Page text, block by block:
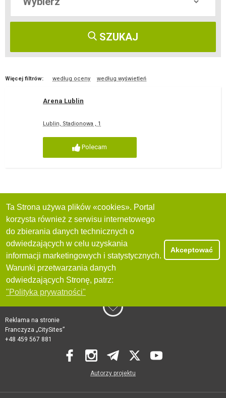
SZUKAJ
Więcej filtrów: według oceny według wyświetleń
Arena Lublin
Lublin, Stadionowa , 1
Polecam
Ta Strona używa plików «cookies». Portal
korzysta również z serwisu internetowego
do zbierania danych technicznych o
odwiedzających w celu uzyskania
informacji marketingowych i statystycznych.
Warunki przetwarzania danych
odwiedzających Stronę, patrz:
"Polityka prywatności"
Akceptować
Reklama na stronie
Franczyza „CitySites”
+48 459 567 881
Autorzy projektu